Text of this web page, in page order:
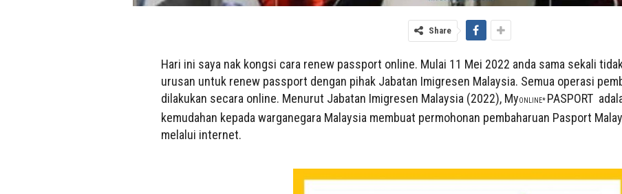
Share
Hari ini saya nak kongsi cara renew passport online. Mulai 11 Mei 2022 anda sama sekali
urusan untuk renew passport dengan pihak Jabatan Imigresen Malaysia. Semua operasi
dilakukan secara online. Menurut Jabatan Imigresen Malaysia (2022), MyONLINE* PASPORT
kemudahan kepada warganegara Malaysia membuat permohonan pembaharuan Pasport
melalui internet.